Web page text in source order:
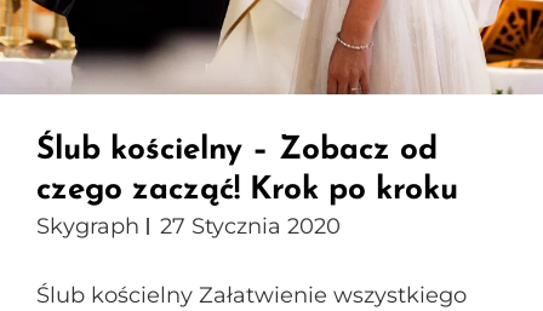
Ślub kościelny – Zobacz od
czego zacząć! Krok po kroku
Skygraph 27 Stycznia 2020
Ślub kościelny Załatwienie wszystkiego